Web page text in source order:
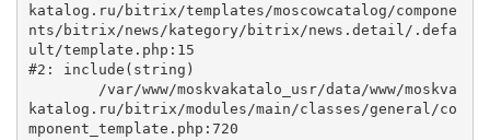
katalog.ru/bitrix/templates/moscowcatalog/compone
nts/bitrix/news/kategory/bitrix/news.detail/.defa
ult/template.php:15
#2: include(string)
katalog.ru/bitrix/modules/main/classes/general/co
mponent_template.php:720